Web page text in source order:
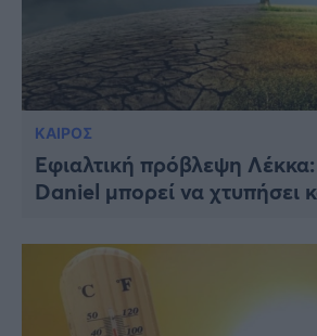
ΚΑΙΡΟΣ
Εφιαλτική πρόβλεψη
Daniel μπορεί να χτυπήσει